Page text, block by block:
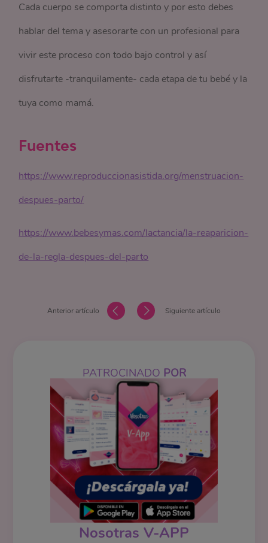
Cada cuerpo se comporta distinto y por esto debes
hablar del tema y asesorarte con un profesional para
vivir este proceso con todo bajo control y así
disfrutarte -tranquilamente- cada etapa de tu bebé y la
tuya como mamá.
Fuentes
https://www.reproduccionasistida.org/menstruacion-
despues-parto/
https://www.bebesymas.com/lactancia/la-reaparicion-
de-la-regla-despues-del-parto
Anterior artículo Siguiente artículo
PATROCINADO POR
Nosotras V-APP